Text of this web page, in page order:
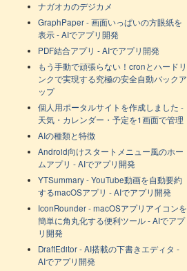
ナガオカのデジカメ
GraphPaper - 画面いっぱいの方眼紙を
表示 - AIでアプリ開発
PDF結合アプリ - AIでアプリ開発
もう手動で頑張らない！cronとハードリ
ンクで実現する究極の安全自動バックア
ップ
個人用ポータルサイトを作成しました -
天気・カレンダー・予定を1画面で管理
AIの種類と特徴
Android向けスタートメニュー風のホー
ムアプリ - AIでアプリ開発
YTSummary - YouTube動画を自動要約
するmacOSアプリ - AIでアプリ開発
IconRounder - macOSアプリアイコンを
簡単に角丸化する便利ツール - AIでアプ
リ開発
DraftEditor - AI搭載の下書きエディタ -
AIでアプリ開発